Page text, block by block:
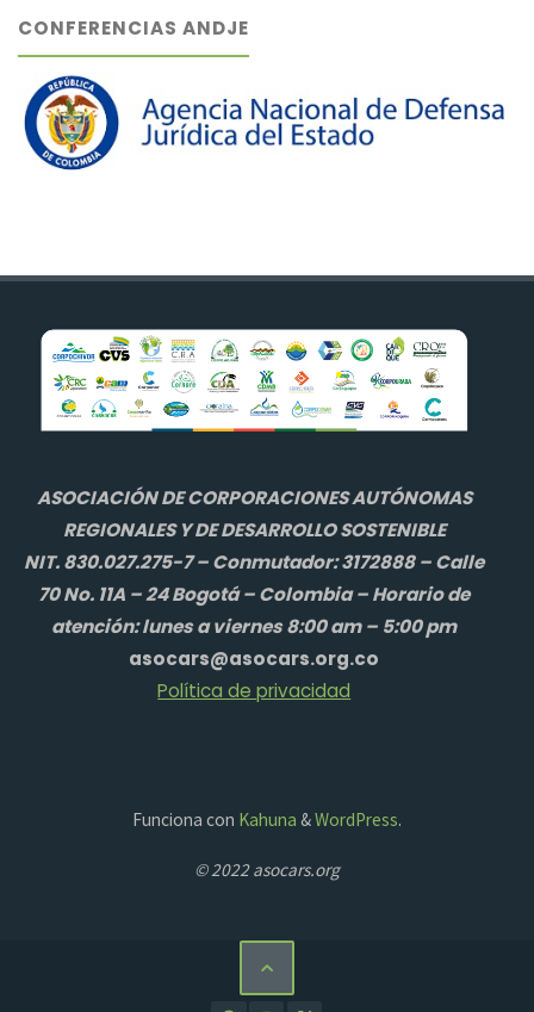
CONFERENCIAS ANDJE
ASOCIACIÓN DE CORPORACIONES AUTÓNOMAS
REGIONALES Y DE DESARROLLO SOSTENIBLE
NIT. 830.027.275-7 – Conmutador: 3172888 – Calle
70 No. 11A – 24 Bogotá – Colombia – Horario de
atención: lunes a viernes 8:00 am – 5:00 pm
asocars@asocars.org.co
Política de privacidad
Funciona con Kahuna &WordPress.
© 2022 asocars.org